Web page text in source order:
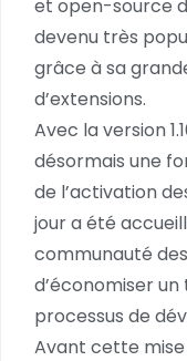
et open-source
devenu très
grâce à sa
d’extensions.
Avec la version
désormais une
de l’activation
jour a été
communauté
d’économiser
processus de
Avant cette mise